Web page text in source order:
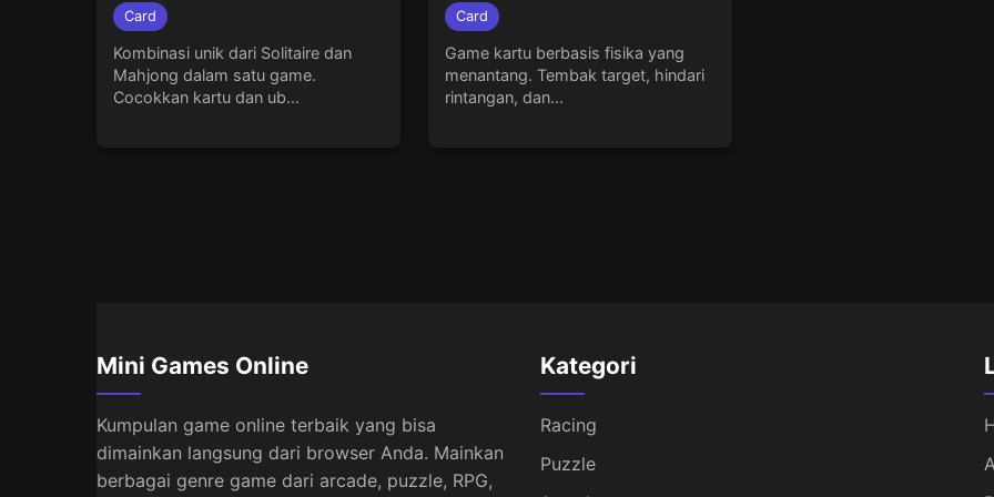
Card
Kombinasi unik dari Solitaire dan
Mahjong dalam satu game.
Cocokkan kartu dan ub...
Card
Game kartu berbasis fisika yang
menantang. Tembak target, hindari
rintangan, dan...
Mini Games Online
Kumpulan game online terbaik yang bisa
dimainkan langsung dari browser Anda. Mainkan
berbagai genre game dari arcade, puzzle, RPG,
Kategori
Racing
Puzzle